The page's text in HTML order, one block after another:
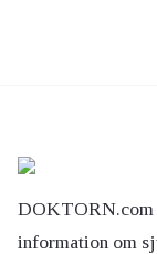
DOKTORN.com
information om